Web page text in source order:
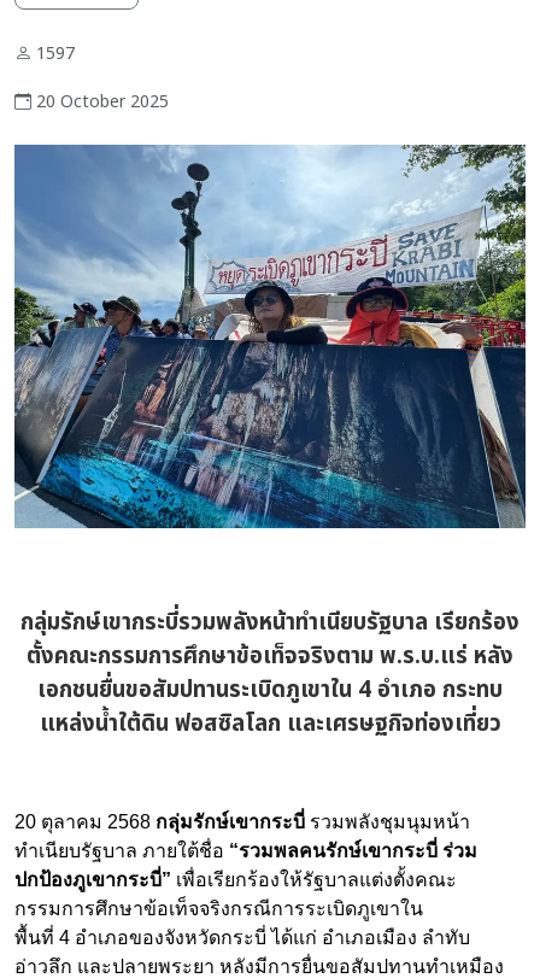
1597
20 October 2025
กลุ่มรักษ์เขากระบี่รวมพลังหน้าทำเนียบรัฐบาล เรียกร้อง
ตั้งคณะกรรมการศึกษาข้อเท็จจริงตาม พ.ร.บ.แร่ หลัง
เอกชนยื่นขอสัมปทานระเบิดภูเขาใน 4 อำเภอ กระทบ
แหล่งน้ำใต้ดิน ฟอสซิลโลก และเศรษฐกิจท่องเที่ยว
20 ตุลาคม 2568 กลุ่มรักษ์เขากระบี่ รวมพลังชุมนุมหน้า
ทำเนียบรัฐบาล ภายใต้ชื่อ “รวมพลคนรักษ์เขากระบี่ ร่วม
ปกป้องภูเขากระบี่” เพื่อเรียกร้องให้รัฐบาลแต่งตั้งคณะ
กรรมการศึกษาข้อเท็จจริงกรณีการระเบิดภูเขาใน
พื้นที่ 4 อำเภอของจังหวัดกระบี่ ได้แก่ อำเภอเมือง ลำทับ
อ่าวลึก และปลายพระยา หลังมีการยื่นขอสัมปทานทำเหมือง